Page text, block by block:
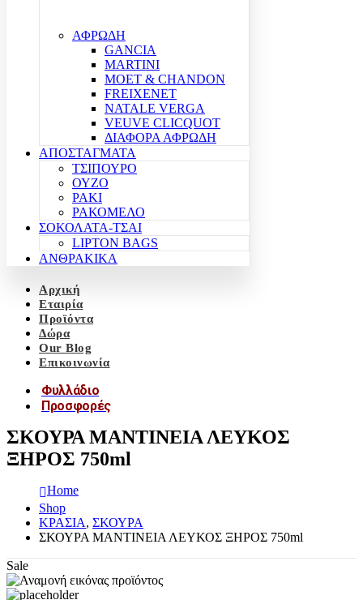
ΑΦΡΩΔΗ
GANCIA
MARTINI
MOET & CHANDON
FREIXENET
NATALE VERGA
VEUVE CLICQUOT
ΔΙΑΦΟΡΑ ΑΦΡΩΔΗ
ΑΠΟΣΤΑΓΜΑΤΑ
ΤΣΙΠΟΥΡΟ
ΟΥΖΟ
ΡΑΚΙ
ΡΑΚΟΜΕΛΟ
ΣΟΚΟΛΑΤΑ-ΤΣΑΙ
LIPTON BAGS
ΑΝΘΡΑΚΙΚΑ
Αρχική
Εταιρία
Προϊόντα
Δώρα
Our Blog
Επικοινωνία
Φυλλάδιο
Προσφορές
ΣΚΟΥΡΑ ΜΑΝΤΙΝΕΙΑ ΛΕΥΚΟΣ
ΞΗΡΟΣ 750ml
Home
Shop
ΚΡΑΣΙΑ, ΣΚΟΥΡΑ
ΣΚΟΥΡΑ ΜΑΝΤΙΝΕΙΑ ΛΕΥΚΟΣ ΞΗΡΟΣ 750ml
Sale